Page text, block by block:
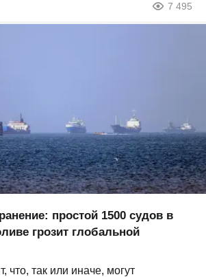
7 495
простой 1500 судов в
грозит глобальной
что, так или иначе, могут